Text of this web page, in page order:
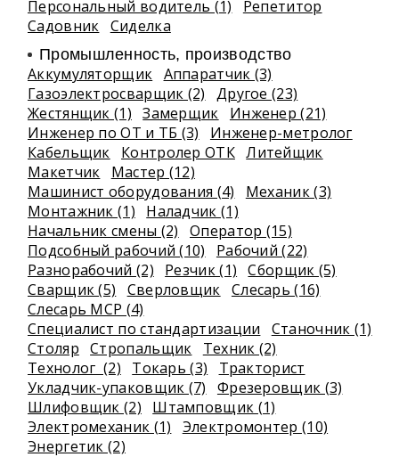
Персональный водитель (1)
Репетитор
Садовник Сиделка
Промышленность, производство
Аккумуляторщик Аппаратчик (3)
Газоэлектросварщик (2)
Другое (23)
Жестянщик (1)
Замерщик
Инженер (21)
Инженер по ОТ и ТБ (3)
Инженер-метролог
Кабельщик
Контролер ОТК Литейщик
Макетчик
Мастер (12)
Машинист оборудования (4)
Механик (3)
Монтажник (1)
Наладчик (1)
Начальник смены (2)
Оператор (15)
Подсобный рабочий (10)
Рабочий (22)
Разнорабочий (2)
Резчик (1)
Сборщик (5)
Сварщик (5)
Сверловщик Слесарь (16)
Слесарь МСР (4)
Специалист по стандартизации
Станочник (1)
Столяр Стропальщик
Техник (2)
Технолог (2)
Токарь (3)
Тракторист
Укладчик-упаковщик (7)
Фрезеровщик (3)
Шлифовщик (2)
Штамповщик (1)
Электромеханик (1)
Электромонтер (10)
Энергетик (2)